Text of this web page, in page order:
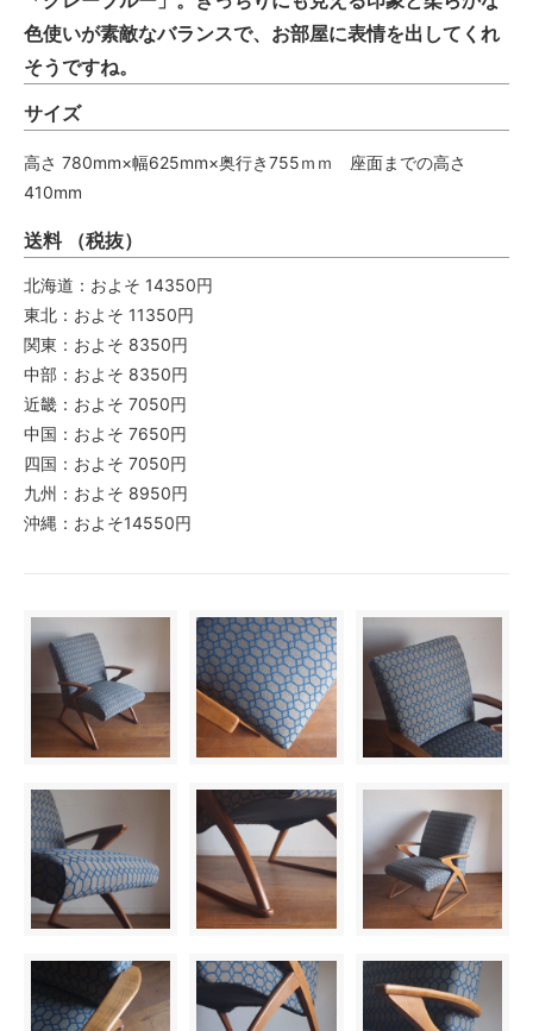
色使いが素敵なバランスで、お部屋に表情を出してくれ
そうですね。
サイズ
高さ 780mm×幅625mm×奥行き755ｍｍ 座面までの高さ
410mm
送料 （税抜）
北海道：およそ 14350円
東北：およそ 11350円
関東：およそ 8350円
中部：およそ 8350円
近畿：およそ 7050円
中国：およそ 7650円
四国：およそ 7050円
九州：およそ 8950円
沖縄：およそ14550円